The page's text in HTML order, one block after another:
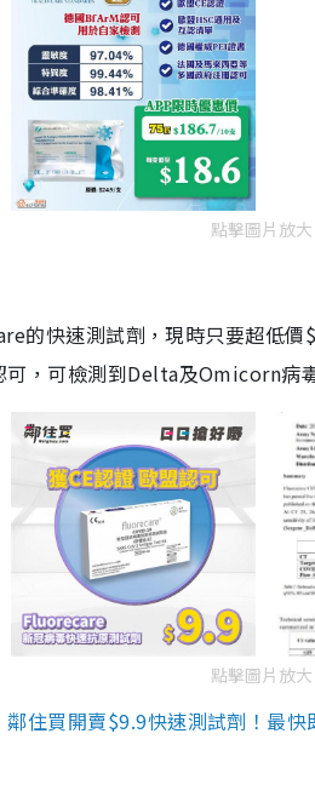
點擊圖片放大
的快速測試劑，現時只要超低
，可檢測到Delta及Omicorn病
點擊圖片放大
住買開賣$9.9快速測試劑！最